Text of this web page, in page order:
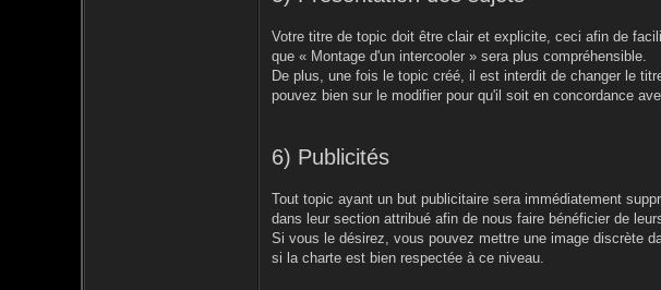
Votre titre de topic doit être clair et explicite, ceci afin de
que « Montage d'un intercooler » sera plus compréhensible.
De plus, une fois le topic créé, il est interdit de changer le
pouvez bien sur le modifier pour qu'il soit en concordance
6) Publicités
Tout topic ayant un but publicitaire sera immédiatement
dans leur section attribué afin de nous faire bénéficier de
Si vous le désirez, vous pouvez mettre une image discrète
si la charte est bien respectée à ce niveau.